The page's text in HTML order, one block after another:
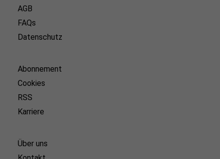
AGB
FAQs
Datenschutz
Abonnement
Cookies
RSS
Karriere
Über uns